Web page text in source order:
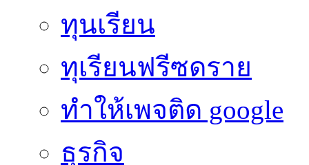
ทุนเรียน
ทุเรียนฟรีซดราย
ทําให้เพจติด google
ธุรกิจ